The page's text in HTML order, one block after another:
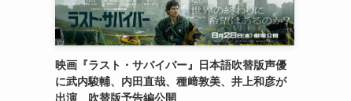
映画『ラスト・サバイバー』日本語吹替版声優
に武内駿輔、内田直哉、種﨑敦美、井上和彦が
出演 吹替版予告編公開